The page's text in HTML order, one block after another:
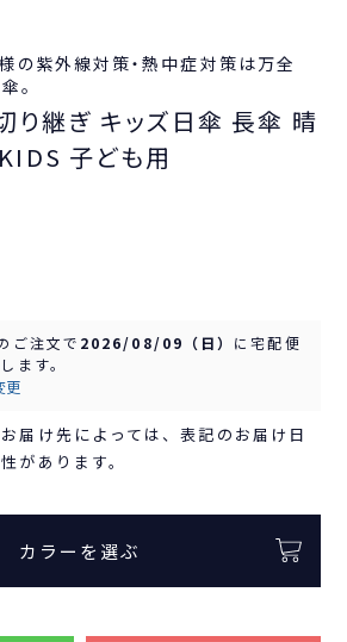
の紫外線対策・熱中症対策は万全
。
り継ぎ キッズ日傘 長傘 晴
子ども用
ご注文で 2026/08/09（日） に宅配便
ます。
更
届け先によっては、表記のお届け日
があります。
カラーを選ぶ